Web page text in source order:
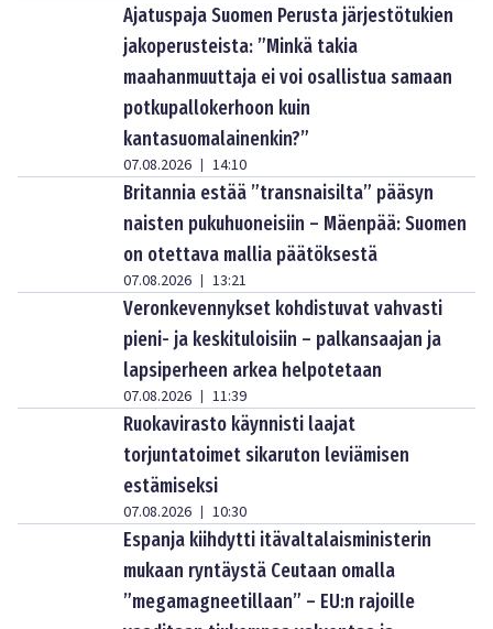
Ajatuspaja Suomen Perusta järjestötukien
jakoperusteista: ”Minkä takia
maahanmuuttaja ei voi osallistua samaan
potkupallokerhoon kuin
kantasuomalainenkin?”
07.08.2026 | 14:10
Britannia estää ”transnaisilta” pääsyn
naisten pukuhuoneisiin – Mäenpää: Suomen
on otettava mallia päätöksestä
07.08.2026 | 13:21
Veronkevennykset kohdistuvat vahvasti
pieni- ja keskituloisiin – palkansaajan ja
lapsiperheen arkea helpotetaan
07.08.2026 | 11:39
Ruokavirasto käynnisti laajat
torjuntatoimet sikaruton leviämisen
estämiseksi
07.08.2026 | 10:30
Espanja kiihdytti itävaltalaisministerin
mukaan ryntäystä Ceutaan omalla
”megamagneetillaan” – EU:n rajoille